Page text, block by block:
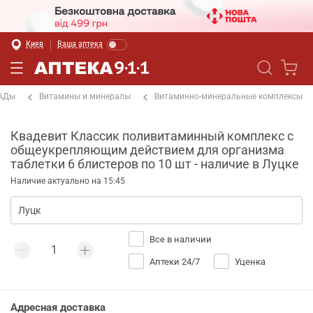
Киев Ваша аптека
Витамины и минералы Витаминно-минеральные комплексы
Квадевит Классик поливитаминный комплекс с
общеукрепляющим действием для организма
таблетки 6 блистеров по 10 шт - наличие в Луцке
Наличие актуально на 15:45
Все в наличии
Аптеки 24/7 Уценка
Адресная доставка